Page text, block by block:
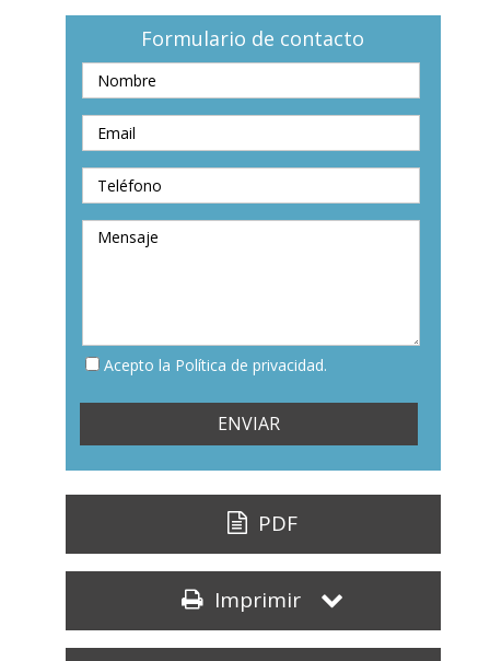
Formulario de contacto
Acepto la Política de privacidad.
PDF
Imprimir